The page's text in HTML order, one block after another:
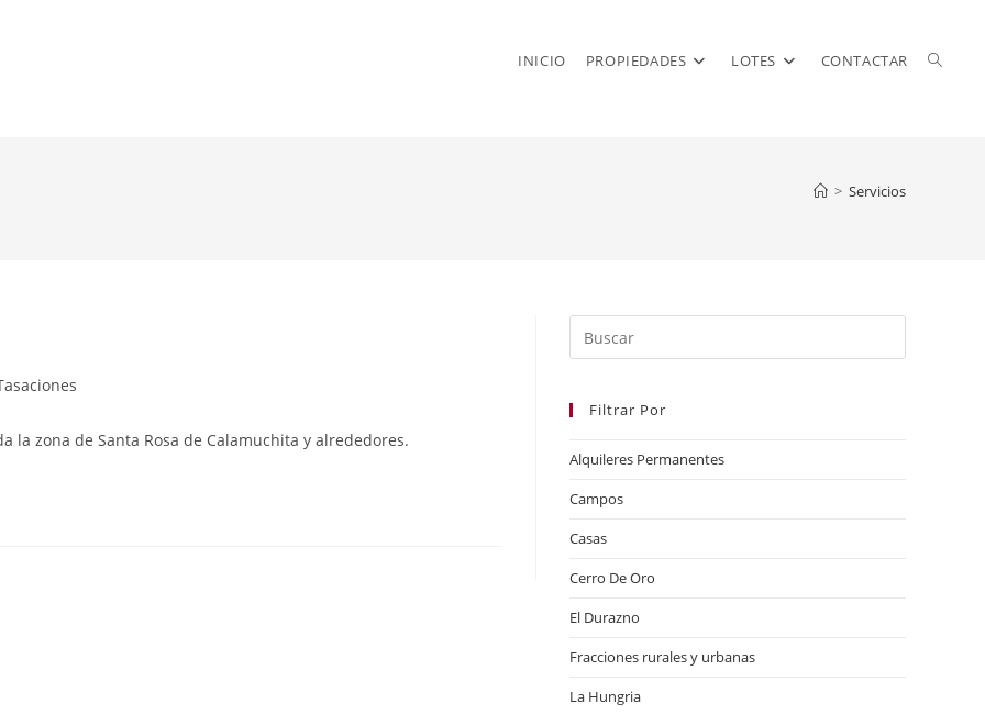
INICIO PROPIEDADES LOTES CONTACTAR
> Servicios
la zona de Santa Rosa de Calamuchita y alrededores.
Filtrar Por
Alquileres Permanentes
Campos
Casas
Cerro De Oro
El Durazno
Fracciones rurales y urbanas
La Hungria